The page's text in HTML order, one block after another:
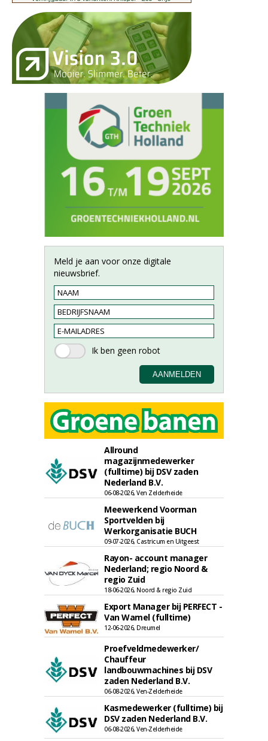
Meld je aan voor onze digitale
nieuwsbrief.
Allround
magazijnmedewerker
(fulltime) bij DSV zaden
Nederland B.V.
06-08-2026, Ven Zelderheide
Meewerkend Voorman
Sportvelden bij
Werkorganisatie BUCH
09-07-2026, Castricum en Uitgeest
Rayon- account manager
Nederland; regio Noord &
regio Zuid
18-06-2026, Noord & regio Zuid
Export Manager bij PERFECT -
Van Wamel (fulltime)
12-06-2026, Dreumel
Proefveldmedewerker/
Chauffeur
landbouwmachines bij DSV
zaden Nederland B.V.
06-08-2026, Ven-Zelderheide
Kasmedewerker (fulltime) bij
DSV zaden Nederland B.V.
06-08-2026, Ven-Zelderheide